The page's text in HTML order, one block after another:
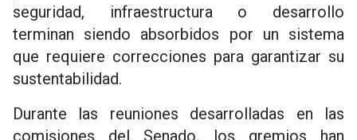
seguridad, infraestructura o desarrollo
terminan siendo absorbidos por un sistema
que requiere correcciones para garantizar su
sustentabilidad.
Durante las reuniones desarrolladas en las
comisiones del Senado, los gremios han